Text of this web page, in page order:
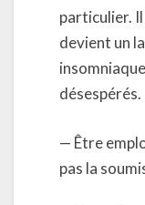
particulier. Il
devient un
désespérés.
— Être
pas la